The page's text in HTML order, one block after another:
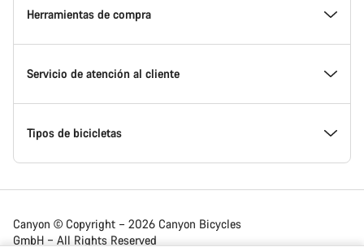
Innovación en Canyon
Canyon Factory Racing
Premios
Trabajar en Canyon
Eventos
Encuentra un punto de servicio Canyon
Equipos, deportistas y ciclistas
Noticias y artículos
Herramientas de compra
Encuentra tu bicicleta
Bicicletas disponibles
Calcula tu talla Canyon
Servicio de atención al cliente
Centro de ayuda
Localización de puntos de servicio
Tipos de bicicletas
Bicicletas de carretera
Canyon © Copyright – 2026 Canyon Bicycles
GmbH – All Rights Reserved